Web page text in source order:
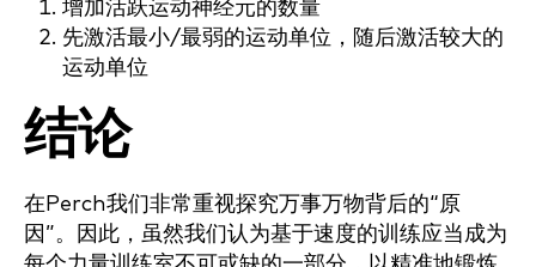
增加活跃运动神经元的数量
先激活最小/最弱的运动单位，随后激活较大的
运动单位
结论
在Perch我们非常重视探究万事万物背后的“原
因”。因此，虽然我们认为基于速度的训练应当成为